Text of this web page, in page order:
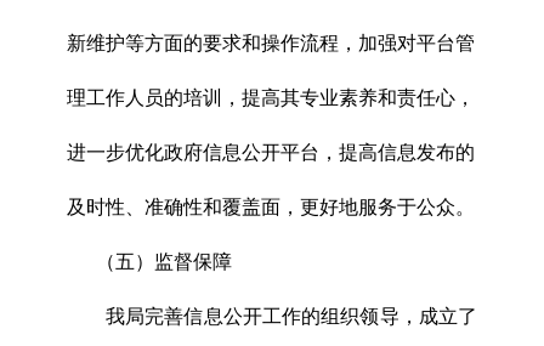
新维护等方面的要求和操作流程，加强对平台管
理工作人员的培训，提高其专业素养和责任心，
进一步优化政府信息公开平台，提高信息发布的
及时性、准确性和覆盖面，更好地服务于公众。
（五）监督保障
我局完善信息公开工作的组织领导，成立了